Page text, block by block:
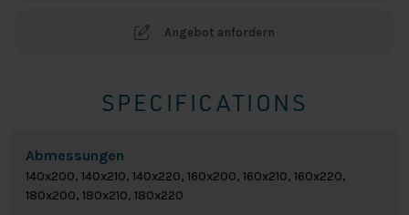
Angebot anfordern
SPECIFICATIONS
Abmessungen
140x200, 140x210, 140x220, 160x200, 160x210, 160x220,
180x200, 180x210, 180x220